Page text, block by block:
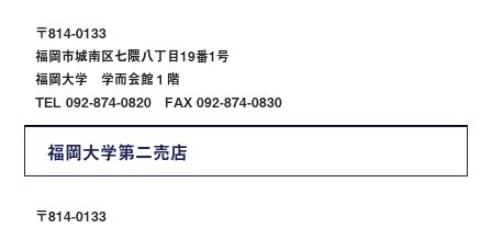
〒814-0133
福岡市城南区七隈八丁目19番1号
福岡大学 学而会館１階
TEL 092-874-0820 FAX 092-874-0830
福岡大学第二売店
〒814-0133